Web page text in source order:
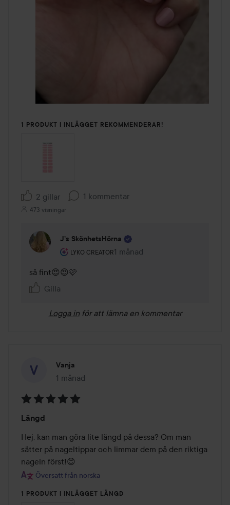
1 PRODUKT I INLÄGGET REKOMMENDERAR!
2 gillar 1 kommentar
473 visningar
J’s SkönhetsHörna
LYKO CREATOR
Användarens roll: Lyko Creator.
1 månad
Kommentaren lades 1 månad
så fint😍😍🩷
Gilla
Logga in för att lämna en kommentar
Vanja
1 månad
Inlägget skapades 1 månad
5
av
5
Längd
Hej, kan man göra lite längd på dessa? Om man
sätter på nageltippar och limmar dem på den riktiga
nageln först!😊
Översatt från norska
1 PRODUKT I INLÄGGET LÄNGD